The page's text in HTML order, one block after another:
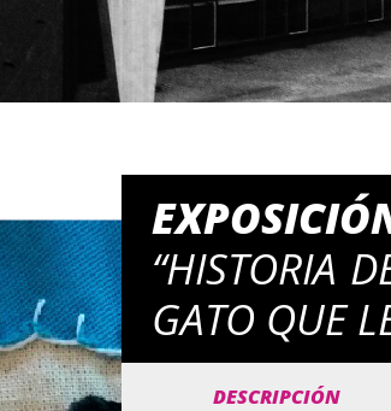
“HISTORIA
GATO QUE
DESCRIPCIÓN